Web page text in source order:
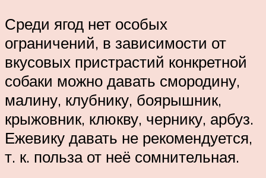
Среди ягод нет особых
ограничений, в зависимости от
вкусовых пристрастий конкретной
собаки можно давать смородину,
малину, клубнику, боярышник,
крыжовник, клюкву, чернику, арбуз.
Ежевику давать не рекомендуется,
т. к. польза от неё сомнительная.